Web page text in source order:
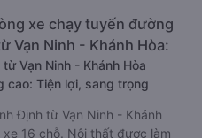
xe chạy tuyến đường
Vạn Ninh - Khánh Hòa:
Vạn Ninh - Khánh Hòa
cao: Tiện lợi, sang trọng
Định từ Vạn Ninh - Khánh
16 chỗ. Nội thất được làm